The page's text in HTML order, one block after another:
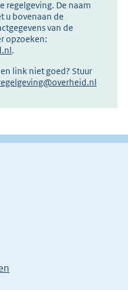
regelgeving. De naam
u bovenaan de
van de
opzoeken:
.
link niet goed? Stuur